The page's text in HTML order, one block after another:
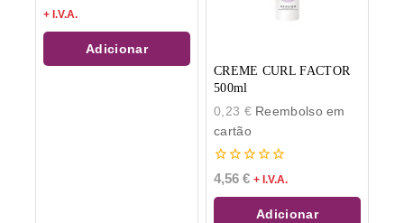
0
de
5
+ I.V.A.
Adicionar
CREME CURL FACTOR
500ml
0,23 €Reembolso em
cartão
0
de
5
4,56 € + I.V.A.
Adicionar